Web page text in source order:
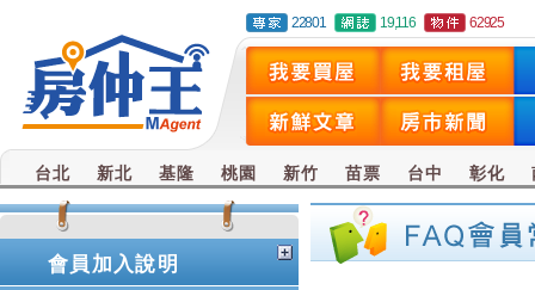
22801 19,116 62925
台北 新北 基隆 桃園 新竹 苗票 台中 彰化
會員加入說明